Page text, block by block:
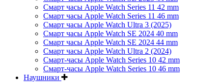
Смарт часы Apple Watch Series 11 42 mm
Смарт часы Apple Watch Series 11 46 mm
Смарт часы Apple Watch Ultra 3 (2025)
Смарт часы Apple Watch SE 2024 40 mm
Смарт часы Apple Watch SE 2024 44 mm
Смарт часы Apple Watch Ultra 2 (2024)
Смарт-часы Apple Watch Series 10 42 mm
Смарт-часы Apple Watch Series 10 46 mm
Наушники